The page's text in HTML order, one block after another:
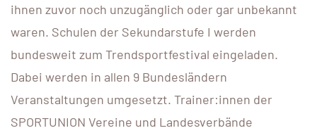
ihnen zuvor noch unzugänglich oder gar unbekannt
waren. Schulen der Sekundarstufe I werden
bundesweit zum Trendsportfestival eingeladen.
Dabei werden in allen 9 Bundesländern
Veranstaltungen umgesetzt. Trainer:innen der
SPORTUNION Vereine und Landesverbände